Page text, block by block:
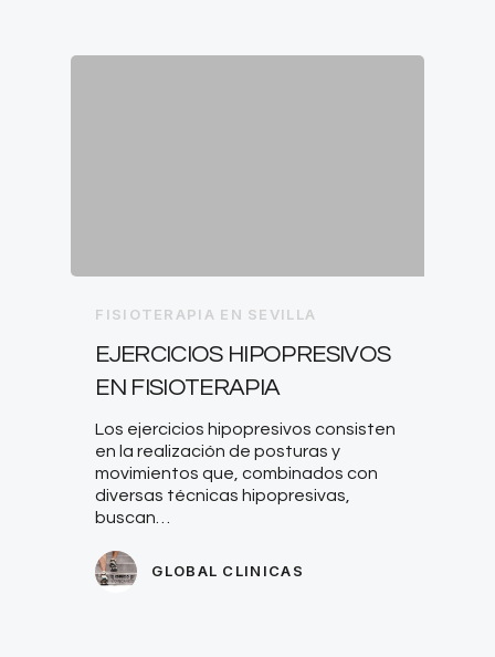
FISIOTERAPIA EN SEVILLA
EJERCICIOS HIPOPRESIVOS
EN FISIOTERAPIA
Los ejercicios hipopresivos consisten
en la realización de posturas y
movimientos que, combinados con
diversas técnicas hipopresivas,
buscan…
GLOBAL CLINICAS